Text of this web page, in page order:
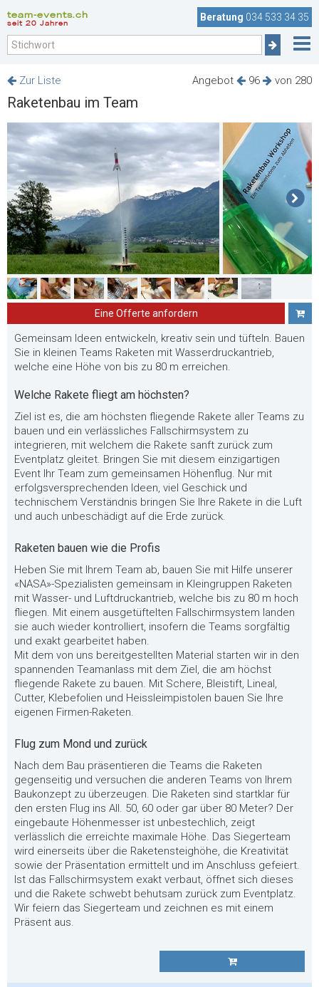
team-events.ch
seit 20 Jahren
Beratung 034 533 34 35
Angebot 96 von 280
Zur Liste
Raketenbau im Team
Eine Offerte anfordern
Gemeinsam Ideen entwickeln, kreativ sein und tüfteln. Bauen
Sie in kleinen Teams Raketen mit Wasserdruckantrieb,
welche eine Höhe von bis zu 80 m erreichen.
Welche Rakete fliegt am höchsten?
Ziel ist es, die am höchsten fliegende Rakete aller Teams zu
bauen und ein verlässliches Fallschirmsystem zu
integrieren, mit welchem die Rakete sanft zurück zum
Eventplatz gleitet. Bringen Sie mit diesem einzigartigen
Event Ihr Team zum gemeinsamen Höhenflug. Nur mit
erfolgsversprechenden Ideen, viel Geschick und
technischem Verständnis bringen Sie Ihre Rakete in die Luft
und auch unbeschädigt auf die Erde zurück.
Raketen bauen wie die Profis
Heben Sie mit Ihrem Team ab, bauen Sie mit Hilfe unserer
«NASA»-Spezialisten gemeinsam in Kleingruppen Raketen
mit Wasser- und Luftdruckantrieb, welche bis zu 80 m hoch
fliegen. Mit einem ausgetüftelten Fallschirmsystem landen
sie auch wieder kontrolliert, insofern die Teams sorgfältig
und exakt gearbeitet haben.
Mit dem von uns bereitgestellten Material starten wir in den
spannenden Teamanlass mit dem Ziel, die am höchst
fliegende Rakete zu bauen. Mit Schere, Bleistift, Lineal,
Cutter, Klebefolien und Heissleimpistolen bauen Sie Ihre
eigenen Firmen-Raketen.
Flug zum Mond und zurück
Nach dem Bau präsentieren die Teams die Raketen
gegenseitig und versuchen die anderen Teams von Ihrem
Baukonzept zu überzeugen. Die Raketen sind startklar für
den ersten Flug ins All. 50, 60 oder gar über 80 Meter? Der
eingebaute Höhenmesser ist unbestechlich, zeigt
verlässlich die erreichte maximale Höhe. Das Siegerteam
wird einerseits über die Raketensteighöhe, die Kreativität
sowie der Präsentation ermittelt und im Anschluss gefeiert.
Ist das Fallschirmsystem exakt verbaut, öffnet sich dieses
und die Rakete schwebt behutsam zurück zum Eventplatz.
Wir feiern das Siegerteam und zeichnen es mit einem
Präsent aus.